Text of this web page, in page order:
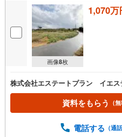
画像8枚
1,070万
株式会社エステートプラン イエス
資料をもらう （
電話する （通